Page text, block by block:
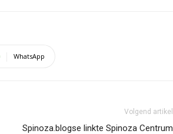
WhatsApp
Volgend artikel
Spinoza.blogse linkte Spinoza Centrum